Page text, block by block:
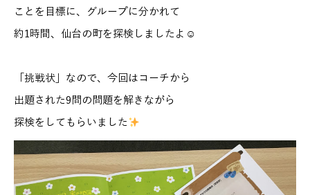
ことを目標に、グループに分かれて
約1時間、仙台の町を探検しましたよ☺
「挑戦状」なので、今回はコーチから
出題された9問の問題を解きながら
探検をしてもらいました